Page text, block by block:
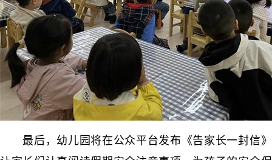
最后，幼儿园将在公众平台发布《告家长一封信》